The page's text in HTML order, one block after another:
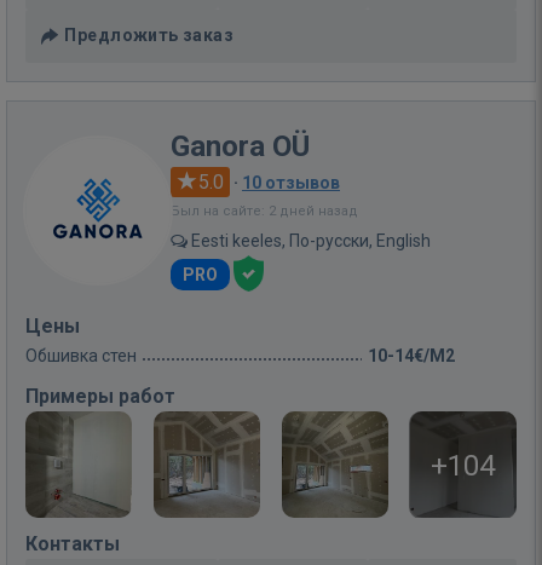
Предложить заказ
Ganora OÜ
5.0 · 10 отзывов
Был на сайте: 2 дней назад
Eesti keeles, По-русски, English
PRO
Цены
Обшивка стен 10-14€/M2
Примеры работ
+104
Контакты